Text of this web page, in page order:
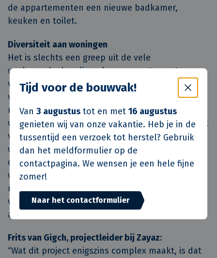
Tijd voor de bouwvak!
Van 3 augustus tot en met 16 augustus
genieten wij van onze vakantie. Heb je in de
tussentijd een verzoek tot herstel? Gebruik
dan het meldformulier op de
contactpagina. We wensen je een hele fijne
zomer!
Naar het contactformulier
de appartementen een nieuwe badkamer,
keuken en toilet.
Diversiteit aan woningen
Het is slechts een greep uit de vele
werkzaamheden die ook per appartement
verschillen. Binnen het project vallen vier
verschillende woningtypen. Dit gecombineerd
met de diversiteit aan werkzaamheden per
woning vraagt om een nauwkeurige planning met
voldoende ruimte voor flexibiliteit. De woningen
worden aangepakt per trappenhuis van zes en
daarvoor zijn ongeveer vijftien à twintig
werkdagen nodig. Begin dit jaar is Van de Klok
met de werkzaamheden gestart en naar
verwachting zijn ze in augustus afgerond. Dan zijn
alle woningen weer toekomstbestendig.
Frits van Gigch, projectleider bij Zayaz:
“Wat dit project enigszins complex maakt, is dat